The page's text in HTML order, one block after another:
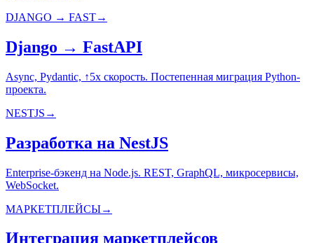
DJANGO → FAST→
Django → FastAPI
Async, Pydantic, ↑5x скорость. Постепенная миграция Python-
проекта.
NESTJS →
Разработка на NestJS
Enterprise-бэкенд на Node.js. REST, GraphQL, микросервисы,
WebSocket.
МАРКЕТПЛЕЙСЫ→
Интеграция маркетплейсов